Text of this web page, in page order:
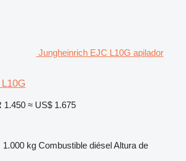
Jungheinrich EJC L10G apilador
1.450 ≈ US$ 1.675
1.000 kg Combustible diéselAltura de